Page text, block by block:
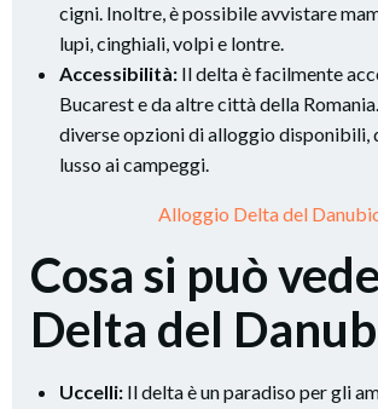
cigni. Inoltre, è possibile avvistare
lupi, cinghiali, volpi e lontre.
Accessibilità: Il delta è facilmente
Bucarest e da altre città della
diverse opzioni di alloggio disponibili,
lusso ai campeggi.
Alloggio Delta del
Cosa si può
Delta del
Uccelli: Il delta è un paradiso per gli